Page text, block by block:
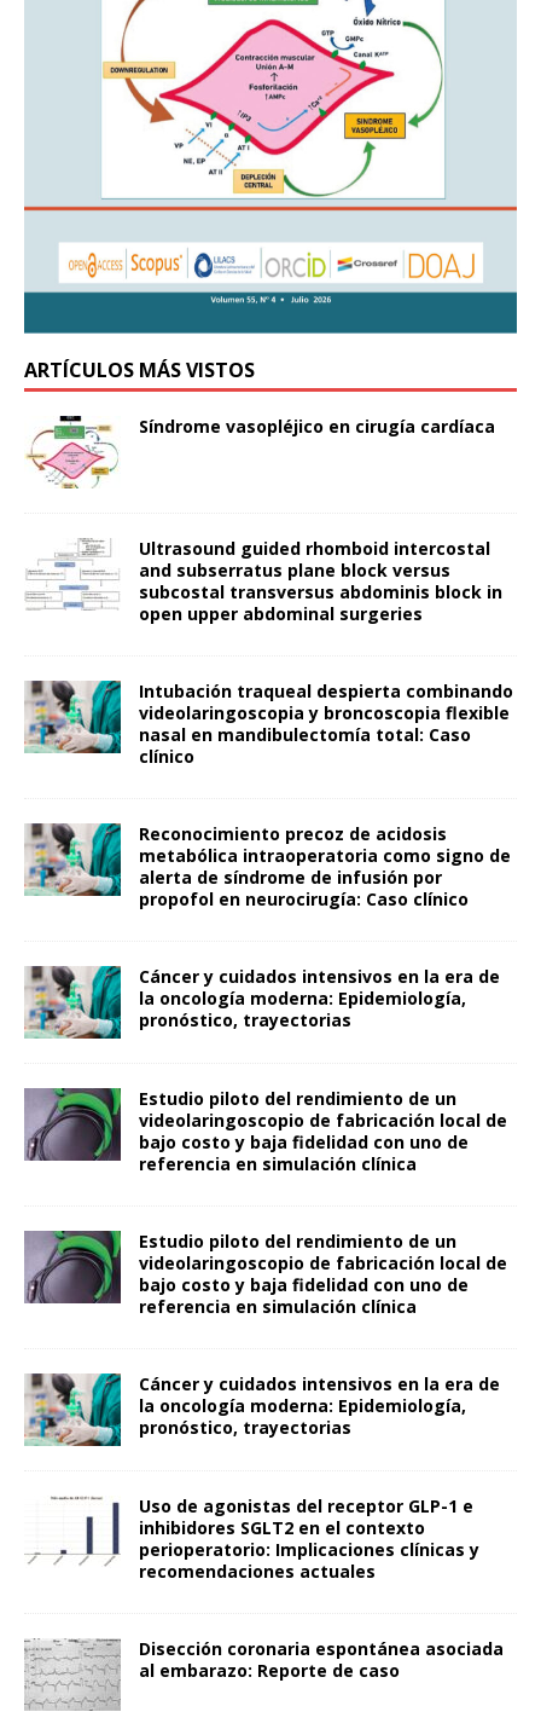
ARTÍCULOS MÁS VISTOS
Síndrome vasopléjico en cirugía cardíaca
Ultrasound guided rhomboid intercostal
and subserratus plane block versus
subcostal transversus abdominis block in
open upper abdominal surgeries
Intubación traqueal despierta combinando
videolaringoscopia y broncoscopia flexible
nasal en mandibulectomía total: Caso
clínico
Reconocimiento precoz de acidosis
metabólica intraoperatoria como signo de
alerta de síndrome de infusión por
propofol en neurocirugía: Caso clínico
Cáncer y cuidados intensivos en la era de
la oncología moderna: Epidemiología,
pronóstico, trayectorias
Estudio piloto del rendimiento de un
videolaringoscopio de fabricación local de
bajo costo y baja fidelidad con uno de
referencia en simulación clínica
Estudio piloto del rendimiento de un
videolaringoscopio de fabricación local de
bajo costo y baja fidelidad con uno de
referencia en simulación clínica
Cáncer y cuidados intensivos en la era de
la oncología moderna: Epidemiología,
pronóstico, trayectorias
Uso de agonistas del receptor GLP-1 e
inhibidores SGLT2 en el contexto
perioperatorio: Implicaciones clínicas y
recomendaciones actuales
Disección coronaria espontánea asociada
al embarazo: Reporte de caso